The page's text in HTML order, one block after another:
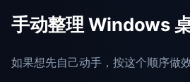
手动整理 Windows
如果想先自己动手，按这个顺序做